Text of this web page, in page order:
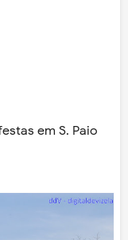
em S. Paio